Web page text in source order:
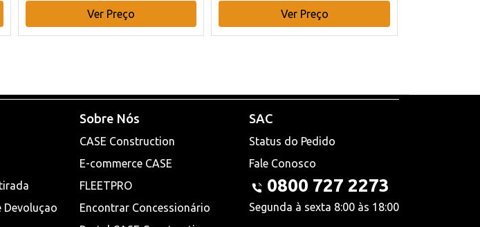
Ver Preço
Ver Preço
Devoluçao
Sobre Nós
CASE Construction
E-commerce CASE
FLEETPRO
Encontrar Concessionário
SAC
Status do Pedido
Fale Conosco
0800 727 2273
Segunda à sexta 8:00 às 18:00